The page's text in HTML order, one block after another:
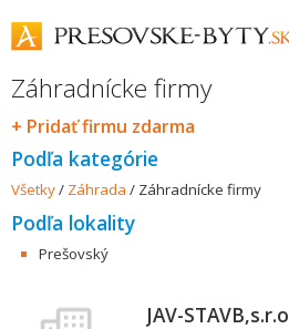
Záhradnícke firmy
+ Pridať firmu zdarma
Podľa kategórie
Všetky/ Záhrada / Záhradnícke firmy
Podľa lokality
Prešovský
JAV-STAVB,s.r.o